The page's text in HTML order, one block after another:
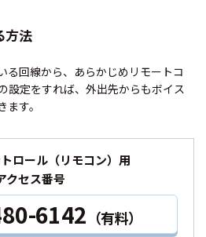
方法
る回線から、あらかじめリモートコ
設定をすれば、外出先からもボイス
す。
ロール（リモコン）用
クセス番号
6142 （有料）